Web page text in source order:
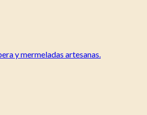
y mermeladas artesanas.